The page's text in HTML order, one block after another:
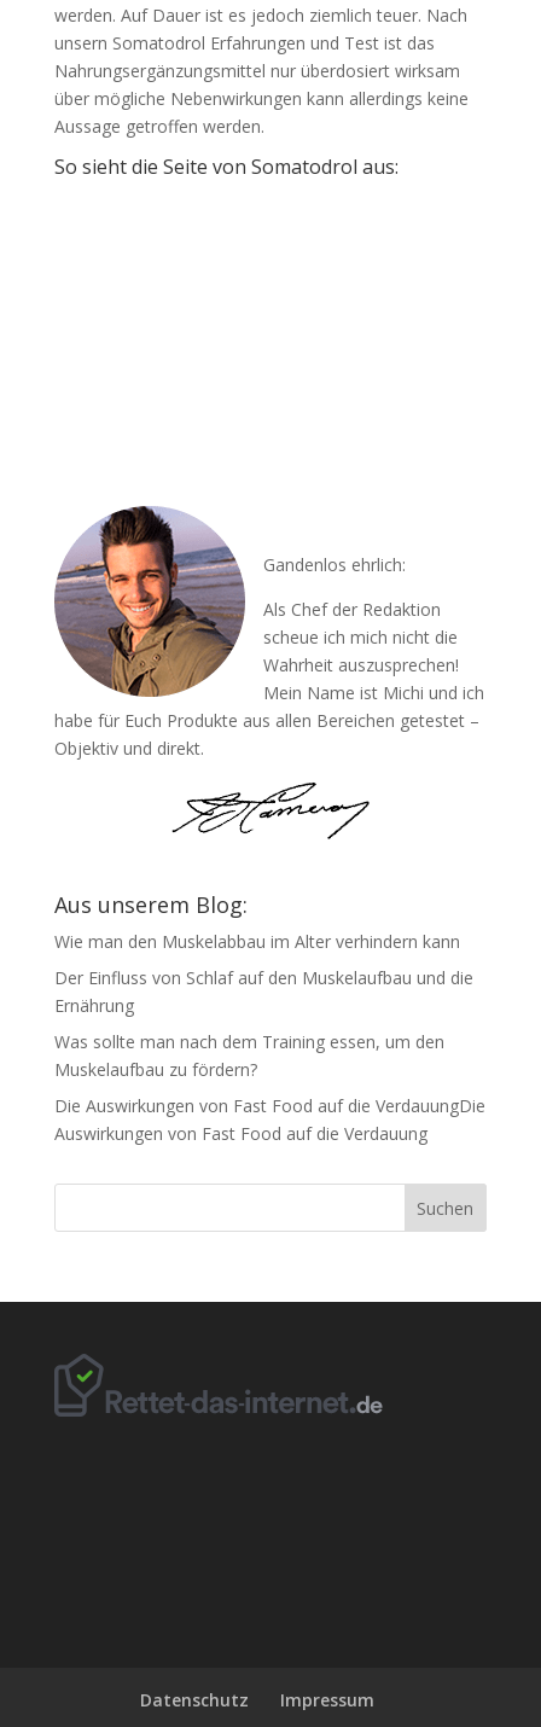
werden. Auf Dauer ist es jedoch ziemlich teuer. Nach
unsern Somatodrol Erfahrungen und Test ist das
Nahrungsergänzungsmittel nur überdosiert wirksam
über mögliche Nebenwirkungen kann allerdings keine
Aussage getroffen werden.
So sieht die Seite von Somatodrol aus:
Gandenlos ehrlich:
Als Chef der Redaktion
scheue ich mich nicht die
Wahrheit auszusprechen!
Mein Name ist Michi und ich
habe für Euch Produkte aus allen Bereichen getestet –
Objektiv und direkt.
Aus unserem Blog:
Wie man den Muskelabbau im Alter verhindern kann
Der Einfluss von Schlaf auf den Muskelaufbau und die
Ernährung
Was sollte man nach dem Training essen, um den
Muskelaufbau zu fördern?
Die Auswirkungen von Fast Food auf die VerdauungDie
Auswirkungen von Fast Food auf die Verdauung
Datenschutz Impressum